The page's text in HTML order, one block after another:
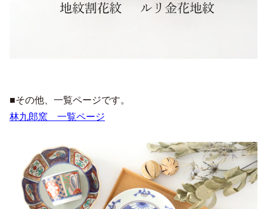
■その他、一覧ページです。
林九郎窯 一覧ページ